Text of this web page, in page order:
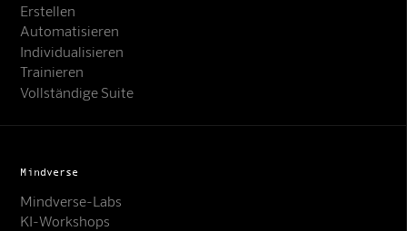
Erstellen
Automatisieren
Individualisieren
Trainieren
Vollständige Suite
Mindverse
Mindverse-Labs
KI-Workshops